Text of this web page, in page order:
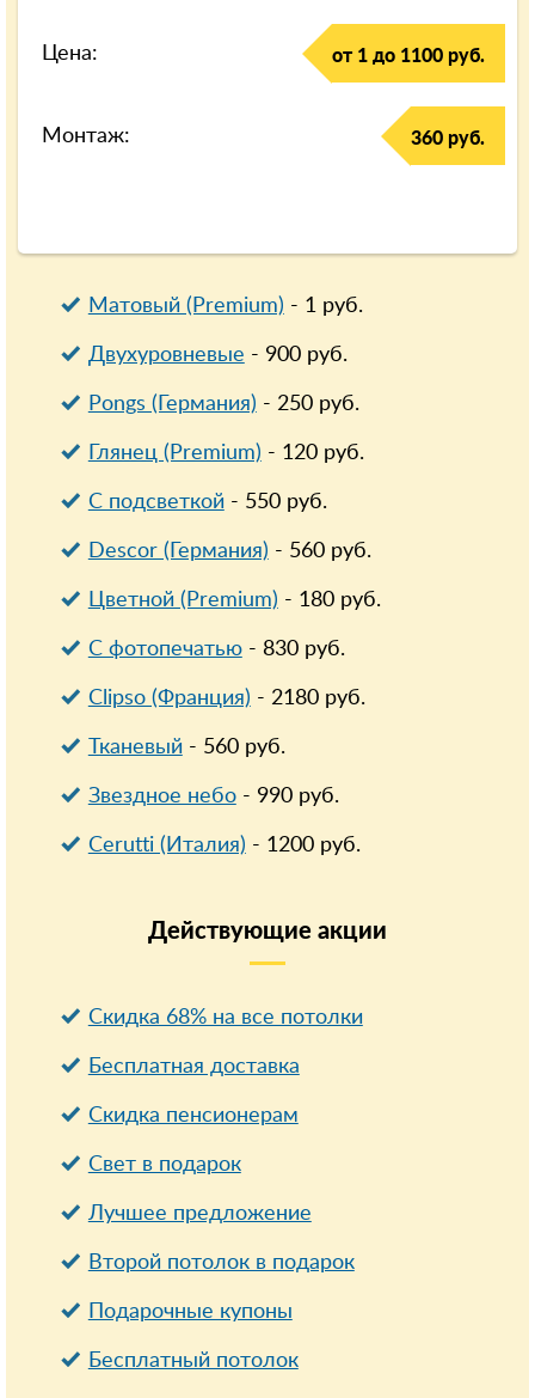
Цена: от 1 до 1100 руб.
Монтаж: 360 руб.
Матовый (Premium) - 1руб.
Двухуровневые - 900руб.
Pongs (Германия) - 250руб.
Глянец (Premium) - 120руб.
С подсветкой- 550руб.
Descor (Германия) - 560руб.
Цветной (Premium) - 180руб.
С фотопечатью- 830руб.
Clipso (Франция) - 2180руб.
Тканевый- 560руб.
Звездное небо- 990руб.
Cerutti (Италия) - 1200руб.
Действующие акции
Скидка 68% на все потолки
Бесплатная доставка
Cкидка пенсионерам
Свет в подарок
Лучшее предложение
Второй потолок в подарок
Подарочные купоны
Бесплатный потолок